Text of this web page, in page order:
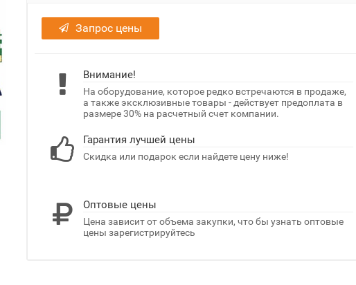
Запрос цены
Внимание!
На оборудование, которое редко встречаются в продаже,
а также эксклюзивные товары - действует предоплата в
размере 30% на расчетный счет компании.
Гарантия лучшей цены
Скидка или подарок если найдете цену ниже!
Оптовые цены
Цена зависит от объема закупки, что бы узнать оптовые
цены зарегистрируйтесь